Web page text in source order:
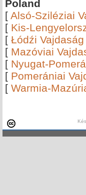
Poland
[ Alsó-Sziléziai
[ Kis-
[ Łódźi Vajdaság
[ Mazóviai
[ Nyugat-
[ Pomerániai
[ Warmia-